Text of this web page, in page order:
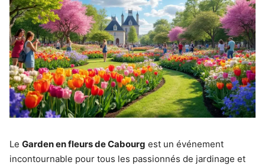
Le Garden en fleurs de Cabourg est un événement
incontournable pour tous les passionnés de jardinage et